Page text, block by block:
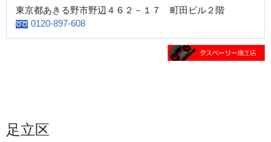
東京都あきる野市野辺４６２－１７ 町田ビル２階
0120-897-608
足立区